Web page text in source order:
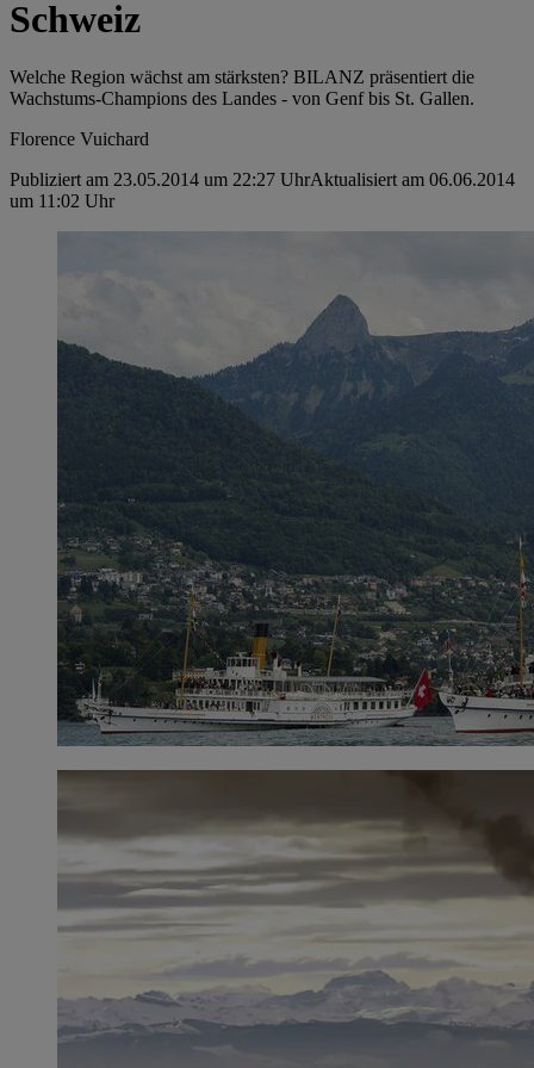
Schweiz
Welche Region wächst am stärksten? BILANZ präsentiert die
Wachstums-Champions des Landes - von Genf bis St. Gallen.
Florence Vuichard
Publiziert am 23.05.2014 um 22:27 UhrAktualisiert am 06.06.2014
um 11:02 Uhr